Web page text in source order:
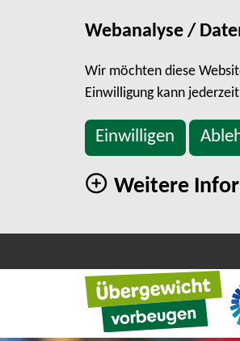
Webanalyse /
Wir möchten diese
Einwilligung kann
Einwilligen
Weitere